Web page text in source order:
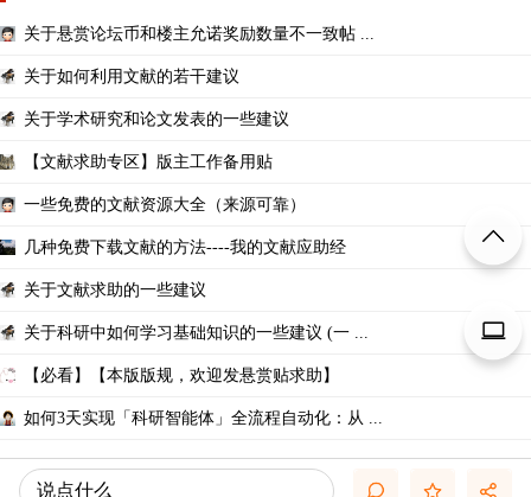
关于悬赏论坛币和楼主允诺奖励数量不一致帖 ...
关于如何利用文献的若干建议
关于学术研究和论文发表的一些建议
【文献求助专区】版主工作备用贴
一些免费的文献资源大全（来源可靠）
几种免费下载文献的方法----我的文献应助经
关于文献求助的一些建议
关于科研中如何学习基础知识的一些建议 (一 ...
【必看】【本版版规，欢迎发悬赏贴求助】
如何3天实现「科研智能体」全流程自动化：从 ...
说点什么